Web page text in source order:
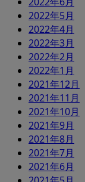
2022年5月
2022年4月
2022年3月
2022年2月
2022年1月
2021年12月
2021年11月
2021年10月
2021年9月
2021年8月
2021年7月
2021年6月